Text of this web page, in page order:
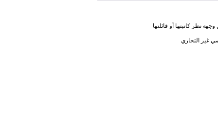
نظر كاتبتها أو قائلتها
غير التجاري